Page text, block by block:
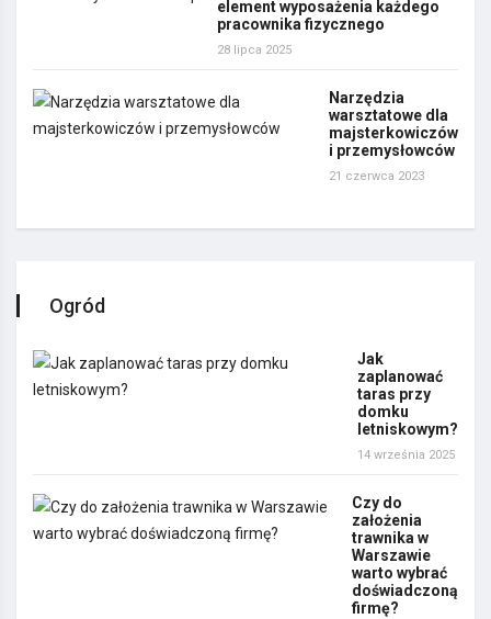
element wyposażenia każdego
pracownika fizycznego
28 lipca 2025
Narzędzia
warsztatowe dla
majsterkowiczów
i przemysłowców
21 czerwca 2023
Ogród
Jak
zaplanować
taras przy
domku
letniskowym?
14 września 2025
Czy do
założenia
trawnika w
Warszawie
warto wybrać
doświadczoną
firmę?